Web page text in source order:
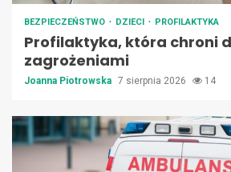
BEZPIECZEŃSTWO DZIECI PROFILAKTYKA
Profilaktyka, która chroni
zagrożeniami
Joanna Piotrowska 7 sierpnia 2026 14